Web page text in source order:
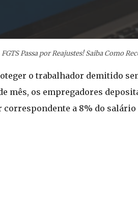
FGTS Passa por Reajustes! Saiba Como
o trabalhador demitido
mês, os empregadores
correspondente a 8% do